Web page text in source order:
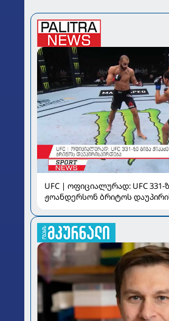
UFC | ოფიციალურად: UFC 331-
ჟოანდერსონ ბრიტოს